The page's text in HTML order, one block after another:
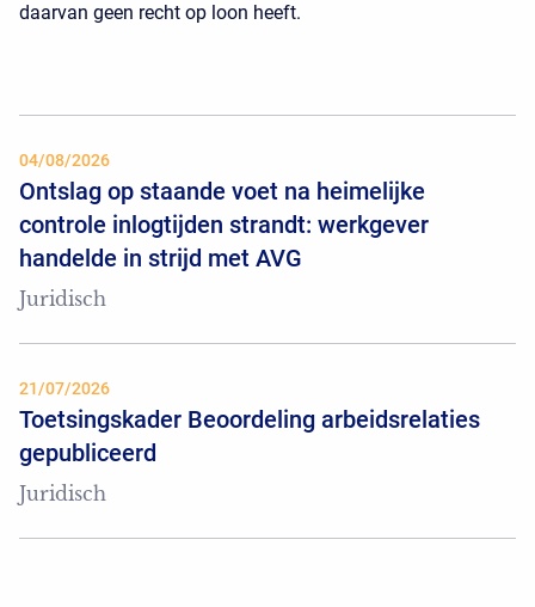
daarvan geen recht op loon heeft.
04/08/2026
Ontslag op staande voet na heimelijke
controle inlogtijden strandt: werkgever
handelde in strijd met AVG
Juridisch
21/07/2026
Toetsingskader Beoordeling arbeidsrelaties
gepubliceerd
Juridisch